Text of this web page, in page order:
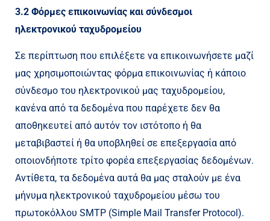
3.2 Φόρμες επικοινωνίας και σύνδεσμοι
ηλεκτρονικού ταχυδρομείου
Σε περίπτωση που επιλέξετε να επικοινωνήσετε μαζί
μας χρησιμοποιώντας φόρμα επικοινωνίας ή κάποιο
σύνδεσμο του ηλεκτρονικού μας ταχυδρομείου,
κανένα από τα δεδομένα που παρέχετε δεν θα
αποθηκευτεί από αυτόν τον ιστότοπο ή θα
μεταβιβαστεί ή θα υποβληθεί σε επεξεργασία από
οποιονδήποτε τρίτο φορέα επεξεργασίας δεδομένων.
Αντίθετα, τα δεδομένα αυτά θα μας σταλούν με ένα
μήνυμα ηλεκτρονικού ταχυδρομείου μέσω του
πρωτοκόλλου SMTP (Simple Mail Transfer Protocol).